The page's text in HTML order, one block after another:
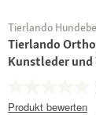
Tierlando
Tierlando
Kunstleder und
Produkt bewerten